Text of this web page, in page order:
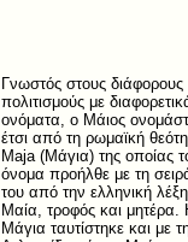
Γνωστός στους διάφορους
πολιτισμούς με
ονόματα, ο Μάιος
έτσι από τη ρωμαϊκή
Maja (Μάγια) της οποίας
όνομα προήλθε με τη
του από την ελληνική λέξη
Μαία, τροφός και μητέρα.
Μάγια ταυτίστηκε και με